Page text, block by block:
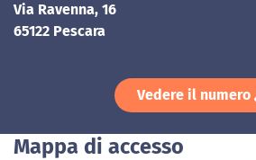
Via Ravenna, 16
65122 Pescara
Vedere il numero
Mappa di accesso